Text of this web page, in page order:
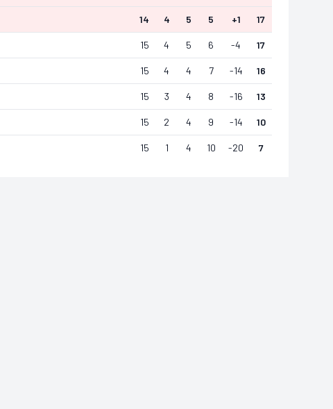
14 4 5 5 +1 17
15 4 5 6 -4 17
15 4 4 7 -14 16
15 3 4 8 -16 13
15 2 4 9 -14 10
15 1 4 10 -20 7